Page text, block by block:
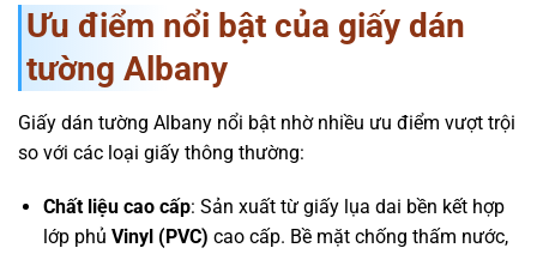
Ưu điểm nổi bật của giấy dán
tường Albany
Giấy dán tường Albany nổi bật nhờ nhiều ưu điểm vượt trội
so với các loại giấy thông thường:
Chất liệu cao cấp: Sản xuất từ giấy lụa dai bền kết hợp
lớp phủ Vinyl (PVC) cao cấp. Bề mặt chống thấm nước,